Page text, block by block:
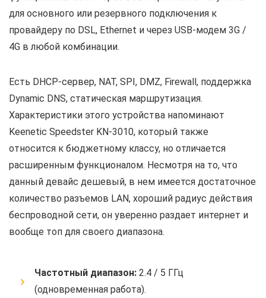
для основного или резервного подключения к
провайдеру по DSL, Ethernet и через USB-модем 3G /
4G в любой комбинации.
Есть DHCP-сервер, NAT, SPI, DMZ, Firewall, поддержка
Dynamic DNS, статическая маршрутизация.
Характеристики этого устройства напоминают
Keenetic Speedster KN-3010, который также
относится к бюджетному классу, но отличается
расширенным функционалом. Несмотря на то, что
данный девайс дешевый, в нем имеется достаточное
количество разъемов LAN, хороший радиус действия
беспроводной сети, он уверенно раздает интернет и
вообще топ для своего диапазона.
Частотный диапазон: 2.4 / 5 ГГц
(одновременная работа).